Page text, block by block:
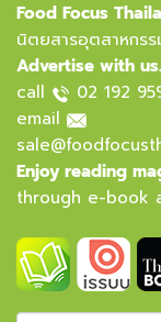
Food Focus
นิตยสารอุตสาหกรร
Advertise with us.
call
02 192
email
Enjoy reading
through e-book